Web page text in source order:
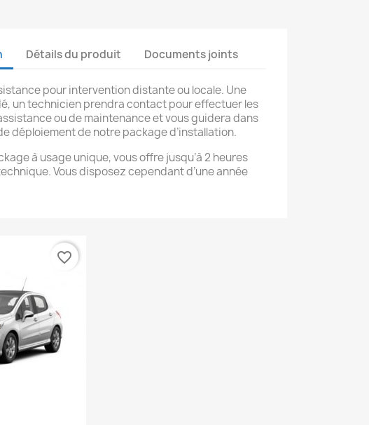
Détails du produit Documents joints
pour intervention distante ou locale. Une
un technicien prendra contact pour effectuer les
ou de maintenance et vous guidera dans
déploiement de notre package d’installation.
à usage unique, vous offre jusqu’à 2 heures
Vous disposez cependant d’une année
favorite_border